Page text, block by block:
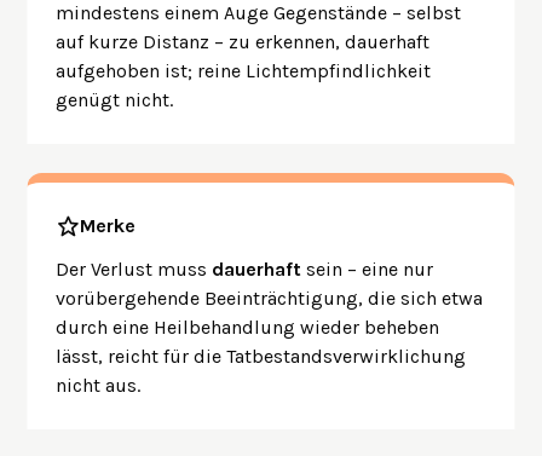
mindestens einem Auge Gegenstände – selbst
auf kurze Distanz – zu erkennen, dauerhaft
aufgehoben ist; reine Lichtempfindlichkeit
genügt nicht.
Merke
Der Verlust muss dauerhaft sein – eine nur
vorübergehende Beeinträchtigung, die sich etwa
durch eine Heilbehandlung wieder beheben
lässt, reicht für die Tatbestandsverwirklichung
nicht aus.